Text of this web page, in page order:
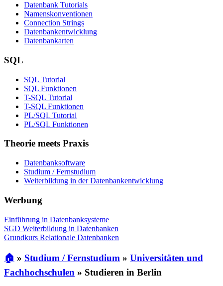
Datenbank Tutorials
Namenskonventionen
Connection Strings
Datenbankentwicklung
Datenbankarten
SQL
SQL Tutorial
SQL Funktionen
T-SQL Tutorial
T-SQL Funktionen
PL/SQL Tutorial
PL/SQL Funktionen
Theorie meets Praxis
Datenbanksoftware
Studium / Fernstudium
Weiterbildung in der Datenbankentwicklung
Werbung
Einführung in Datenbanksysteme
SGD Weiterbildung in Datenbanken
Grundkurs Relationale Datenbanken
🏠 » Studium / Fernstudium » Universitäten und
Fachhochschulen » Studieren in Berlin